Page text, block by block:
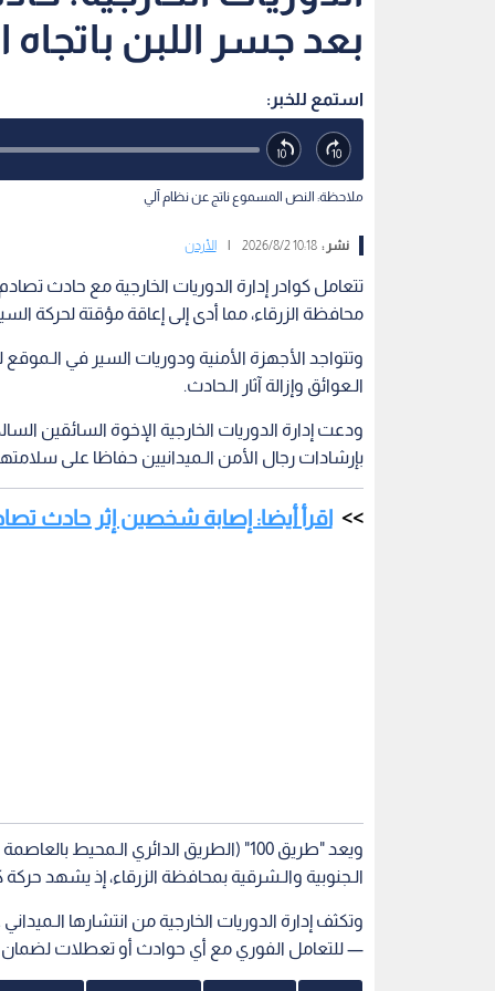
بعد جسر اللبن باتجاه
استمع للخبر:
ملاحظة: النص المسموع ناتج عن نظام آلي
نشر :10:18 2026/8/2 الأردن
محافظة الزرقاء، مما أدى إلى إعاقة مؤقتة لحركة
وتتواجد الأجهزة الأمنية ودوريات السير في الـموقع
الـعوائق وإزالة آثار الـحادث.
ودعت إدارة الدوريات الخارجية الإخوة السائقين
بإرشادات رجال الأمن الـميدانيين حفاظا على
اقرأ أيضا: إصابة شخصين إثر حادث
ويعد "طريق 100" (الطريق الدائري الـمحيط
الـجنوبية والـشرقية بمحافظة الزرقاء، إذ يشهد
وتكثف إدارة الدوريات الخارجية من انتشارها
— للتعامل الفوري مع أي حوادث أو تعطلات لضمان